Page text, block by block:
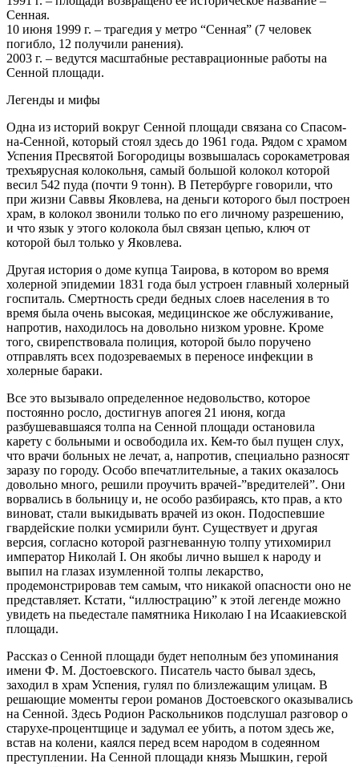
Сенная.
10 июня 1999 г. – трагедия у метро “Сенная” (7 человек
погибло, 12 получили ранения).
2003 г. – ведутся масштабные реставрационные работы на
Сенной площади.
Легенды и мифы
Одна из историй вокруг Сенной площади связана со Спасом-
на-Сенной, который стоял здесь до 1961 года. Рядом с храмом
Успения Пресвятой Богородицы возвышалась сорокаметровая
трехъярусная колокольня, самый большой колокол которой
весил 542 пуда (почти 9 тонн). В Петербурге говорили, что
при жизни Саввы Яковлева, на деньги которого был построен
храм, в колокол звонили только по его личному разрешению,
и что язык у этого колокола был связан цепью, ключ от
которой был только у Яковлева.
Другая история о доме купца Таирова, в котором во время
холерной эпидемии 1831 года был устроен главный холерный
госпиталь. Смертность среди бедных слоев населения в то
время была очень высокая, медицинское же обслуживание,
напротив, находилось на довольно низком уровне. Кроме
того, свирепствовала полиция, которой было поручено
отправлять всех подозреваемых в переносе инфекции в
холерные бараки.
Все это вызывало определенное недовольство, которое
постоянно росло, достигнув апогея 21 июня, когда
разбушевавшаяся толпа на Сенной площади остановила
карету с больными и освободила их. Кем-то был пущен слух,
что врачи больных не лечат, а, напротив, специально разносят
заразу по городу. Особо впечатлительные, а таких оказалось
довольно много, решили проучить врачей-”вредителей”. Они
ворвались в больницу и, не особо разбираясь, кто прав, а кто
виноват, стали выкидывать врачей из окон. Подоспевшие
гвардейские полки усмирили бунт. Существует и другая
версия, согласно которой разгневанную толпу утихомирил
император Николай I. Он якобы лично вышел к народу и
выпил на глазах изумленной толпы лекарство,
продемонстрировав тем самым, что никакой опасности оно не
представляет. Кстати, “иллюстрацию” к этой легенде можно
увидеть на пьедестале памятника Николаю I на Исаакиевской
площади.
Рассказ о Сенной площади будет неполным без упоминания
имени Ф. М. Достоевского. Писатель часто бывал здесь,
заходил в храм Успения, гулял по близлежащим улицам. В
решающие моменты герои романов Достоевского оказывались
на Сенной. Здесь Родион Раскольников подслушал разговор о
старухе-процентщице и задумал ее убить, а потом здесь же,
встав на колени, каялся перед всем народом в содеянном
преступлении. На Сенной площади князь Мышкин, герой